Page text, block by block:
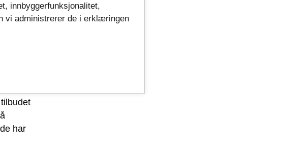
har
innbyggerfunksjonalitet,
vi administrerer de i erklæringen